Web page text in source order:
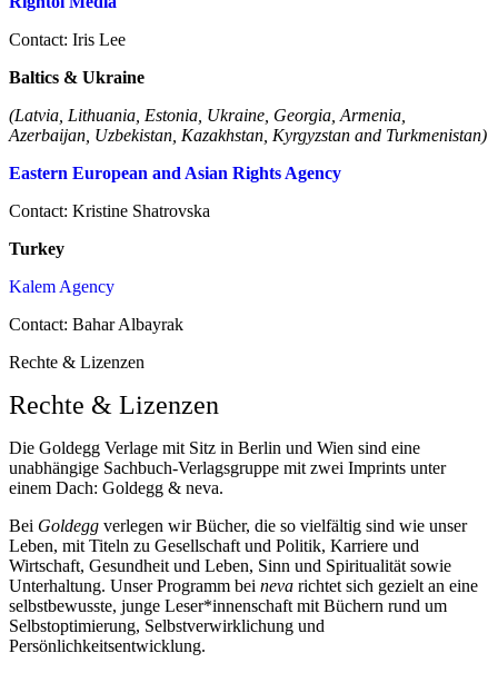
Contact: Iris Lee
Baltics & Ukraine
(Latvia, Lithuania, Estonia, Ukraine, Georgia, Armenia,
Azerbaijan, Uzbekistan, Kazakhstan, Kyrgyzstan and Turkmenistan)
Eastern European and Asian Rights Agency
Contact: Kristine Shatrovska
Turkey
Kalem Agency
Contact: Bahar Albayrak
Rechte & Lizenzen
Rechte & Lizenzen
Die Goldegg Verlage mit Sitz in Berlin und Wien sind eine
unabhängige Sachbuch-Verlagsgruppe mit zwei Imprints unter
einem Dach: Goldegg & neva.
Bei Goldegg verlegen wir Bücher, die so vielfältig sind wie unser
Leben, mit Titeln zu Gesellschaft und Politik, Karriere und
Wirtschaft, Gesundheit und Leben, Sinn und Spiritualität sowie
Unterhaltung. Unser Programm bei neva richtet sich gezielt an eine
selbstbewusste, junge Leser*innenschaft mit Büchern rund um
Selbstoptimierung, Selbstverwirklichung und
Persönlichkeitsentwicklung.